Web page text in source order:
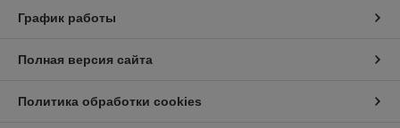
График работы
Полная версия сайта
Политика обработки cookies